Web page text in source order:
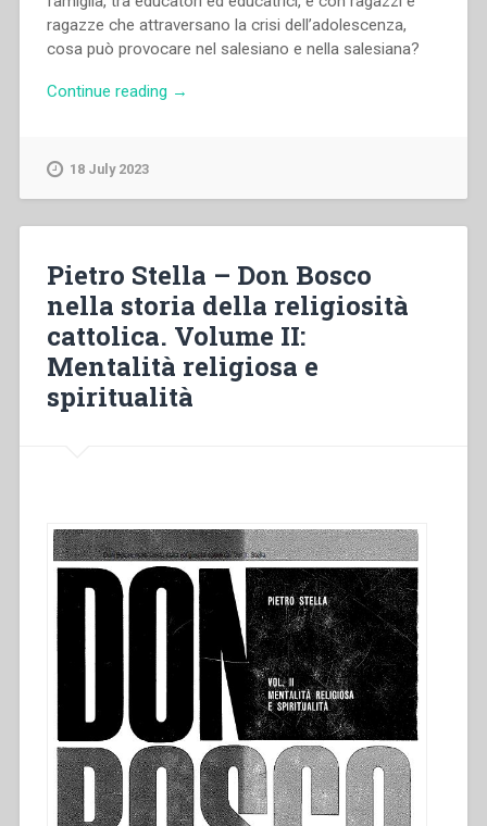
ragazze che attraversano la crisi dell’adolescenza,
cosa può provocare nel salesiano e nella salesiana?
Continue reading “Xavier
in
“Colloqui
sulla
salesiana,
16””
→
18 July 2023
Pietro Stella – Don Bosco
nella storia della religiosità
cattolica. Volume II:
Mentalità religiosa e
spiritualità